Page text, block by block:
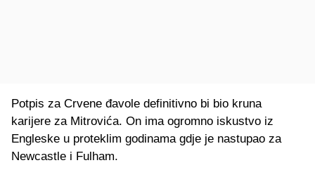
Potpis za Crvene đavole definitivno bi bio kruna
karijere za Mitrovića. On ima ogromno iskustvo iz
Engleske u proteklim godinama gdje je nastupao za
Newcastle i Fulham.